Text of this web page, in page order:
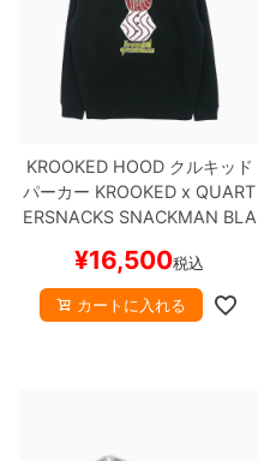
KROOKED HOODクルキッド
パーカー KROOKED x QUART
ERSNACKSSNACKMAN BLA
¥16,500税込
カートに入れる